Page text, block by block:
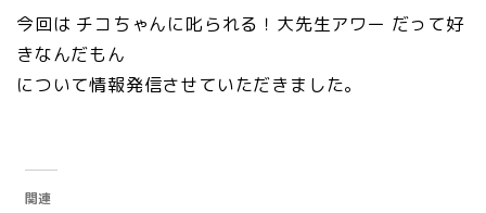
今回は チコちゃんに叱られる！大先生アワー だって好
きなんだもん
について情報発信させていただきました。
関連